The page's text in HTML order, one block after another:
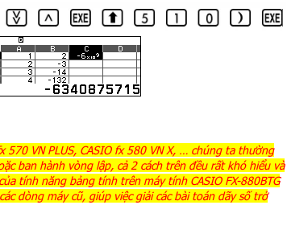
VN PLUS, CASIO fx 580 VN X, … chúng ta thường
ban hành vòng lập, cả 2 cách trên đều rất khó hiểu và
tính năng bảng tính trên máy tính CASIO FX-880BTG
dòng máy cũ, giúp việc giải các bài toán dãy số trở